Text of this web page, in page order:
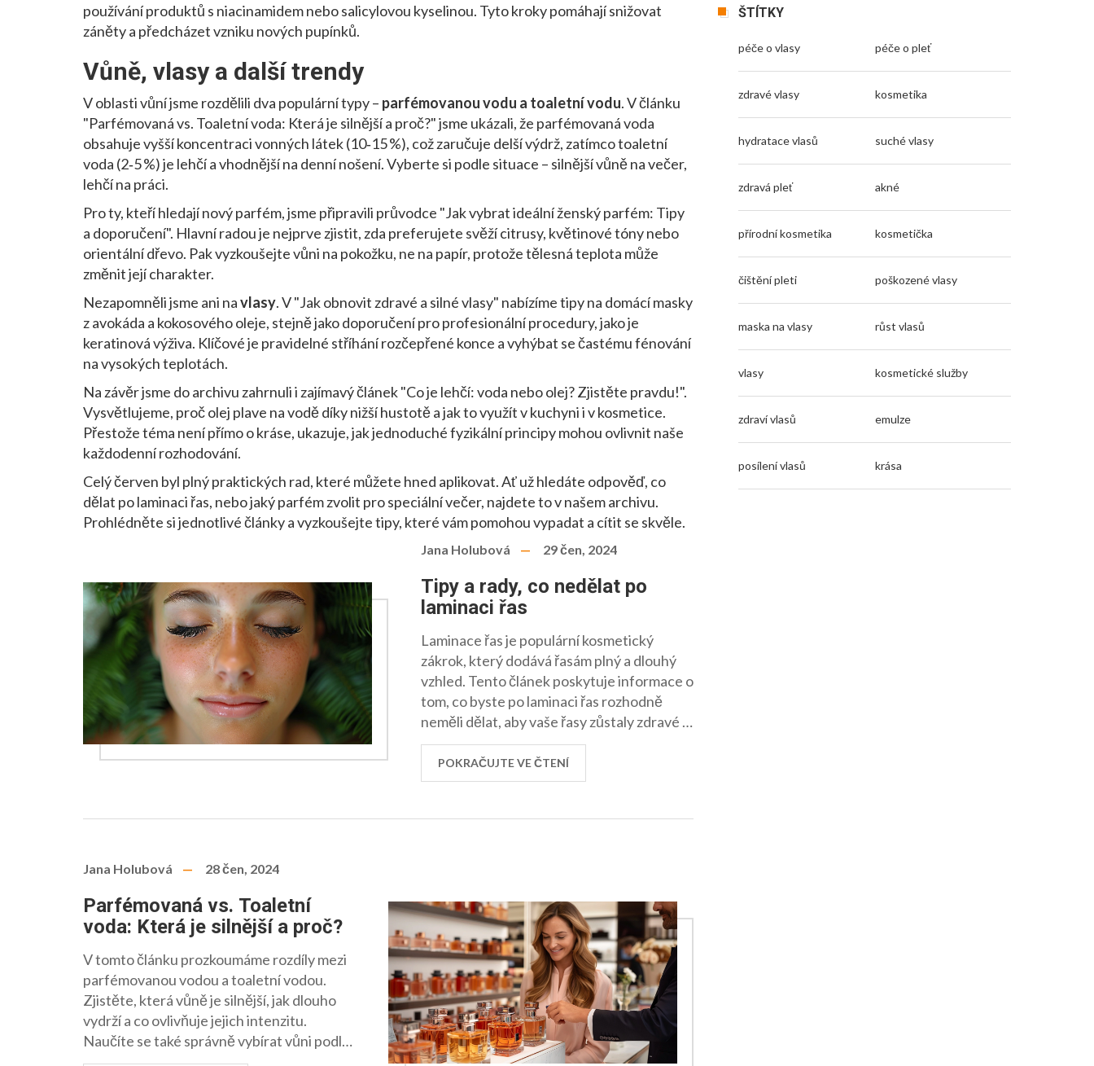
používání produktů s niacinamidem nebo salicylovou kyselinou. Tyto kroky pomáhají snižovat
záněty a předcházet vzniku nových pupínků.
Vůně, vlasy a další trendy
V oblasti vůní jsme rozdělili dva populární typy – parfémovanou vodu a toaletní vodu. V článku
"Parfémovaná vs. Toaletní voda: Která je silnější a proč?" jsme ukázali, že parfémovaná voda
obsahuje vyšší koncentraci vonných látek (10‑15 %), což zaručuje delší výdrž, zatímco toaletní
voda (2‑5 %) je lehčí a vhodnější na denní nošení. Vyberte si podle situace – silnější vůně na večer,
lehčí na práci.
Pro ty, kteří hledají nový parfém, jsme připravili průvodce "Jak vybrat ideální ženský parfém: Tipy
a doporučení". Hlavní radou je nejprve zjistit, zda preferujete svěží citrusy, květinové tóny nebo
orientální dřevo. Pak vyzkoušejte vůni na pokožku, ne na papír, protože tělesná teplota může
změnit její charakter.
Nezapomněli jsme ani navlasy. V "Jak obnovit zdravé a silné vlasy" nabízíme tipy na domácí masky
z avokáda a kokosového oleje, stejně jako doporučení pro profesionální procedury, jako je
keratinová výživa. Klíčové je pravidelné stříhání rozčepřené konce a vyhýbat se častému fénování
na vysokých teplotách.
Na závěr jsme do archivu zahrnuli i zajímavý článek "Co je lehčí: voda nebo olej? Zjistěte pravdu!".
Vysvětlujeme, proč olej plave na vodě díky nižší hustotě a jak to využít v kuchyni i v kosmetice.
Přestože téma není přímo o kráse, ukazuje, jak jednoduché fyzikální principy mohou ovlivnit naše
každodenní rozhodování.
Celý červen byl plný praktických rad, které můžete hned aplikovat. Ať už hledáte odpověď, co
dělat po laminaci řas, nebo jaký parfém zvolit pro speciální večer, najdete to v našem archivu.
Prohlédněte si jednotlivé články a vyzkoušejte tipy, které vám pomohou vypadat a cítit se skvěle.
Jana Holubová 29 čen, 2024
Tipy a rady, co nedělat po
laminaci řas
Laminace řas je populární kosmetický
zákrok, který dodává řasám plný a dlouhý
vzhled. Tento článek poskytuje informace o
tom, co byste po laminaci řas rozhodně
neměli dělat, aby vaše řasy zůstaly zdravé a
krásné. Naučíte se praktická doporučení a
tipy, jak se o vaše řasy správně starat po
tomto zákroku.
POKRAČUJTE VE ČTENÍ
Jana Holubová 28 čen, 2024
Parfémovaná vs. Toaletní
voda: Která je silnější a proč?
V tomto článku prozkoumáme rozdíly mezi
parfémovanou vodou a toaletní vodou.
Zjistěte, která vůně je silnější, jak dlouho
vydrží a co ovlivňuje jejich intenzitu.
Naučíte se také správně vybírat vůni podle
svých preferencí a příležitosti.
ŠTÍTKY
péče o vlasy péče o pleť
zdravé vlasy kosmetika
hydratace vlasů suché vlasy
zdravá pleť akné
přírodní kosmetika kosmetička
čištění pleti poškozené vlasy
maska na vlasy růst vlasů
vlasy kosmetické služby
zdraví vlasů emulze
posílení vlasů krása